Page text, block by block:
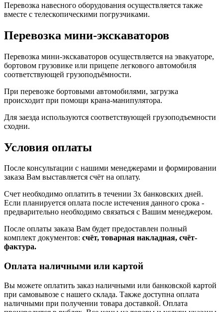
Перевозка навесного оборудования осуществляется также
вместе с телескопическими погрузчиками.
Перевозка мини-экскаваторов
Перевозка мини-экскаваторов осуществляется на эвакуаторе,
бортовом грузовике или прицепе легкового автомобиля
соответствующей грузоподъёмности.
При перевозке бортовыми автомобилями, загрузка
происходит при помощи крана-манипулятора.
Для заезда используются соответствующей грузоподъемности
сходни.
Условия оплаты
После консультации с нашими менеджерами и формировании
заказа Вам выставляется счёт на оплату.
Счет необходимо оплатить в течении 3х банковских дней.
Если планируется оплата после истечения данного срока -
предварительно необходимо связаться с Вашим менеджером.
После оплаты заказа Вам будет предоставлен полный
комплект документов: счёт, товарная накладная, счёт-
фактура.
Оплата наличными или картой
Вы можете оплатить заказ наличными или банковской картой
при самовывозе с нашего склада. Также доступна оплата
наличными при получении товара доставкой. Оплата